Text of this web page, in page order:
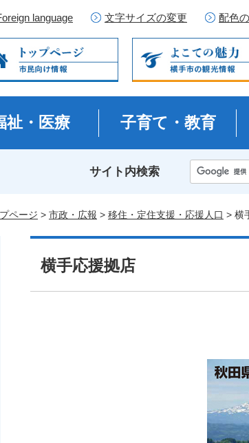
language 文字サイズの変更 配色
祉・医療 子育て・教育
サイト内検索
ページ > 市政・広報 > 移住・定住支援・応援人口 > 横
横手応援拠店